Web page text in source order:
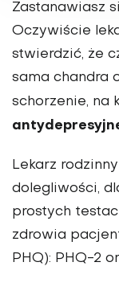
Zastanawiasz
Oczywiście
stwierdzić, że
sama chandra
schorzenie, na
Lekarz
dolegliwości,
prostych
zdrowia
PHQ): PHQ-2